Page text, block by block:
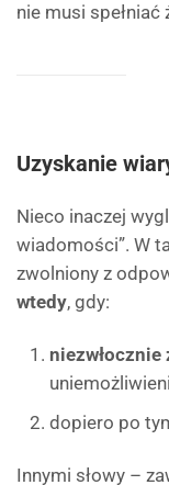
nie musi
Uzyskanie
Nieco inaczej
wiadomości”. W
zwolniony z
wtedy, gdy:
dopiero po
Innymi słowy –